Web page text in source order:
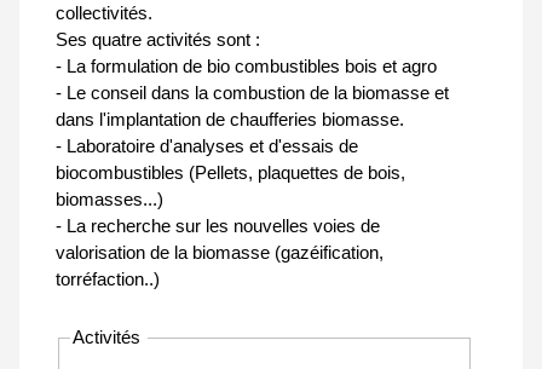
collectivités.
Ses quatre activités sont :
- La formulation de bio combustibles bois et agro
- Le conseil dans la combustion de la biomasse et
dans l'implantation de chaufferies biomasse.
- Laboratoire d'analyses et d'essais de
biocombustibles (Pellets, plaquettes de bois,
biomasses...)
- La recherche sur les nouvelles voies de
valorisation de la biomasse (gazéification,
torréfaction..)
Activités